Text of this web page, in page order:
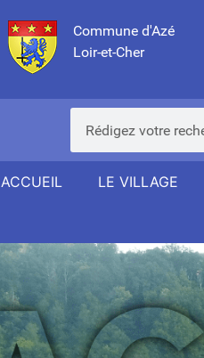
Commune d'Azé
Loir-et-Cher
ACCUEIL LE VILLAGE